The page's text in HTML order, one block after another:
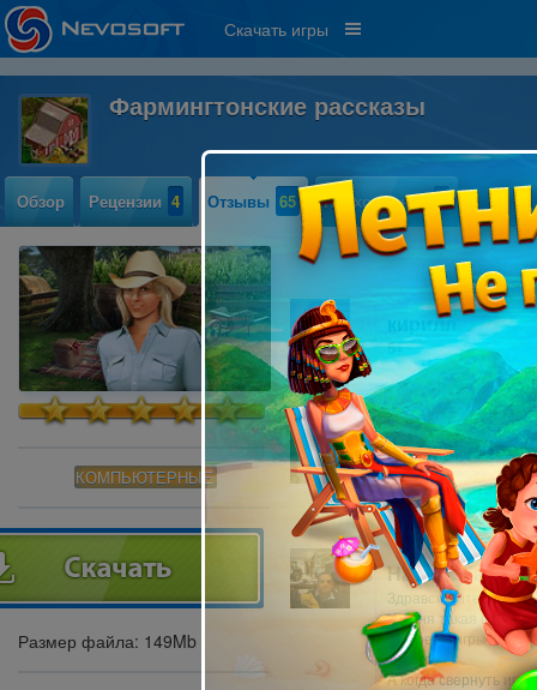
Скачать игры
Фармингтонские рассказы
Обзор Рецензии 4 Отзывы 65 Прохождение 3
КОМПЬЮТЕРНЫЕ
Размер файла: 149Mb
кирилл
5+
Андрей
игра отличная .
Наурызбай
Здравствуйте!
У меня такая
Во время игры на
ничего.
А когда свернуть